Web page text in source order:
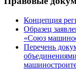
Концепция
Образец
«Союз
Перечень